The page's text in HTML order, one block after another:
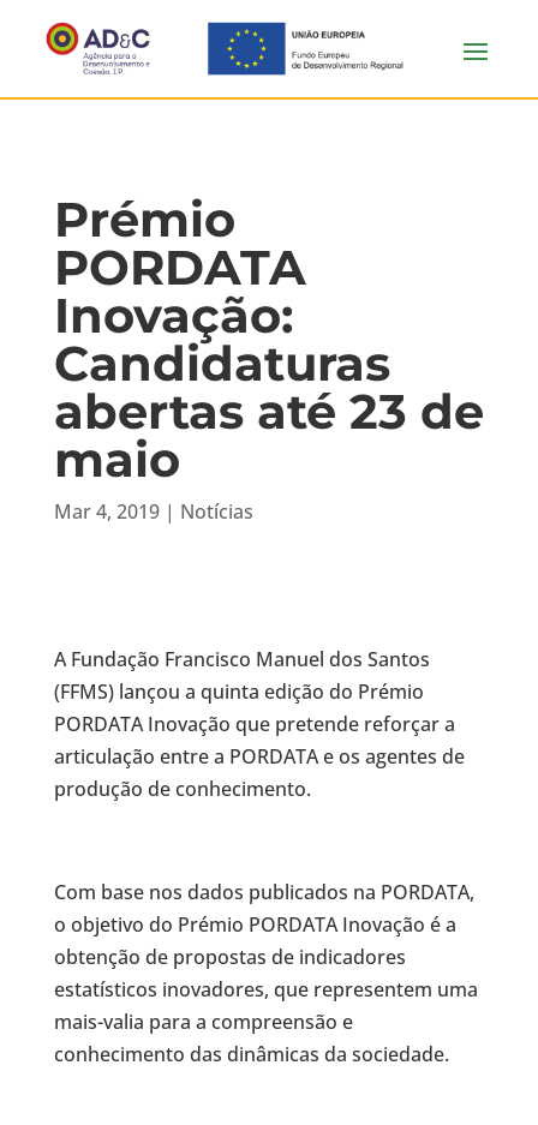
Prémio
PORDATA
Inovação:
Candidaturas
abertas até 23 de
maio
Mar 4, 2019| Notícias
A Fundação Francisco Manuel dos Santos
(FFMS) lançou a quinta edição do Prémio
PORDATA Inovação que pretende reforçar a
articulação entre a PORDATA e os agentes de
produção de conhecimento.
Com base nos dados publicados na PORDATA,
o objetivo do Prémio PORDATA Inovação é a
obtenção de propostas de indicadores
estatísticos inovadores, que representem uma
mais-valia para a compreensão e
conhecimento das dinâmicas da sociedade.